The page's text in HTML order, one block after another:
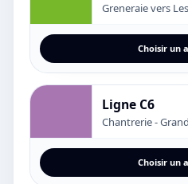
Greneraie vers
Choisir un
Ligne C6
Chantrerie -
Choisir un